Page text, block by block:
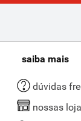
saiba mais
dúvidas
nossas